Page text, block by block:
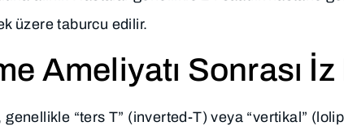
üzere taburcu edilir.
Ameliyatı Sonrası İz
“ters T” (inverted-T) veya “vertikal”